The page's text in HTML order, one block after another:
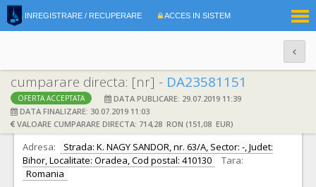
INREGISTRARE / RECUPERARE ACCES IN SISTEM
cumparare directa: [nr] - DA23581151
OFERTA ACCEPTATA
DATA PUBLICARE: 29.07.2019 11:39
DATA FINALIZARE: 30.07.2019 11:03
VALOARE CUMPARARE DIRECTA: 714,28 RON (151,08 EUR)
DATE IDENTIFICARE OFERTANT
Ofertant: S.C. PROUTIL S.R.L. CIF: 18729461
Adresa:
Strada: K. NAGY SANDOR, nr. 63/A, Sector: -, Judet:
Bihor, Localitate: Oradea, Cod postal: 410130
Tara:
Romania